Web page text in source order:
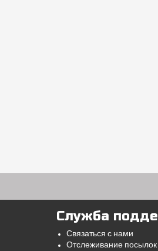
Служба
Связаться с нами
Отслеживание посылок